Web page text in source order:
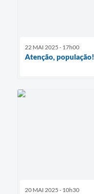
22 MAI 2025 - 17h00
Atenção, população!
20 MAI 2025 - 10h30